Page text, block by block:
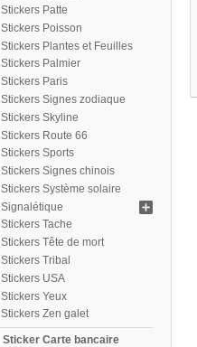
Stickers Patte
Stickers Poisson
Stickers Plantes et Feuilles
Stickers Palmier
Stickers Paris
Stickers Signes zodiaque
Stickers Skyline
Stickers Route 66
Stickers Sports
Stickers Signes chinois
Stickers Système solaire
Signalétique
Stickers Tache
Stickers Tête de mort
Stickers Tribal
Stickers USA
Stickers Yeux
Stickers Zen galet
Sticker Carte bancaire